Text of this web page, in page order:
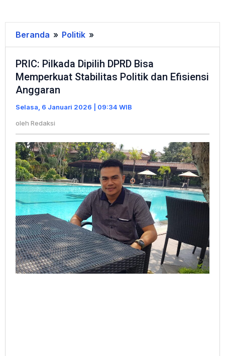
Beranda » Politik »
Pilkada
Dipilih
DPRD
Memperkuat
Politik
dan
Efisiensi
Anggaran
PRIC: Pilkada Dipilih DPRD Bisa
Memperkuat Stabilitas Politik dan Efisiensi
Anggaran
Selasa, 6 Januari 2026 | 09:34 WIB
oleh Redaksi